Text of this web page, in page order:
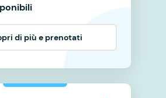
di più e prenotati